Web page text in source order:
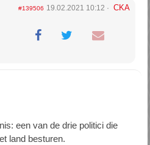
#139506 19.02.2021 10:12 CKA
een van de drie politici die
land besturen.